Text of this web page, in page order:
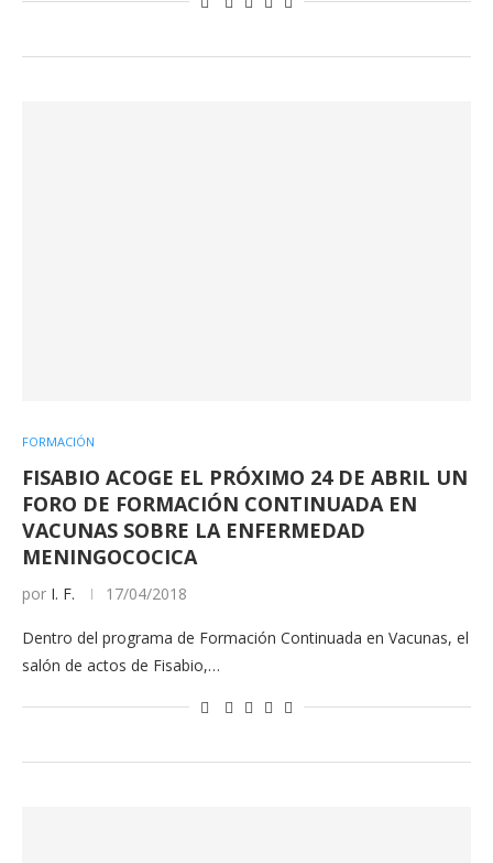
FORMACIÓN
FISABIO ACOGE EL PRÓXIMO 24 DE ABRIL UN
FORO DE FORMACIÓN CONTINUADA EN
VACUNAS SOBRE LA ENFERMEDAD
MENINGOCOCICA
por I. F. 17/04/2018
Dentro del programa de Formación Continuada en Vacunas, el
salón de actos de Fisabio,…